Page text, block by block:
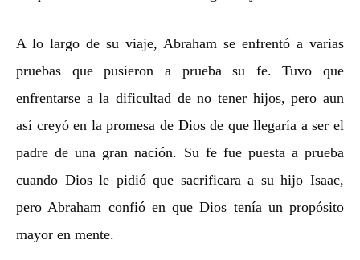
A lo largo de su viaje, Abraham se enfrentó a varias
pruebas que pusieron a prueba su fe. Tuvo que
enfrentarse a la dificultad de no tener hijos, pero aun
así creyó en la promesa de Dios de que llegaría a ser el
padre de una gran nación. Su fe fue puesta a prueba
cuando Dios le pidió que sacrificara a su hijo Isaac,
pero Abraham confió en que Dios tenía un propósito
mayor en mente.